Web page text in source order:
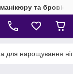
та
для нарощування